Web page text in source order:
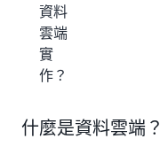
資料
雲端
實
作？
什麼是資料雲端？